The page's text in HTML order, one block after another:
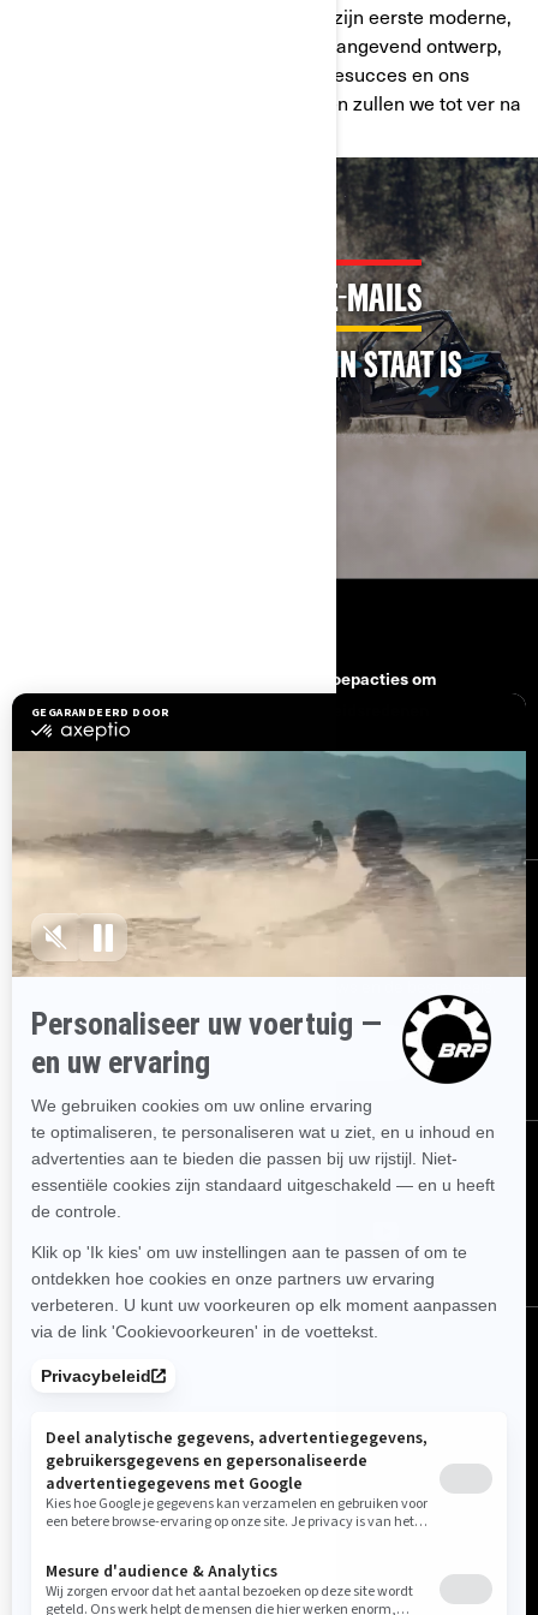
In 2003 lanceerde Can-Am Off-Road zijn eerste moderne,
speciale off-road-voertuig. Met toonaangevend ontwerp,
grote betrouwbaarheid, beproefd racesucces en ons
exclusieve assortiment Rotax-motoren zullen we tot ver na
MELD JE AAN VOOR ONZE E-MAILS
ONTDEK WAAR CAN-AM TOE IN STAAT IS
Carrière
Terugroepacties om
BRP Experiences
Ontvang de nieuwsbrief.
VOLG ONS